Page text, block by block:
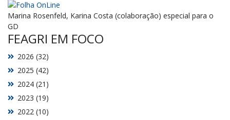
Marina Rosenfeld, Karina Costa (colaboração) especial para o
GD
FEAGRI EM FOCO
2022 (10)
2023 (19)
2024 (21)
2025 (42)
2026 (32)